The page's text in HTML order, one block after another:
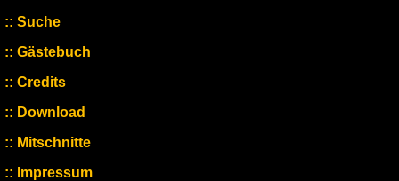
Suche
Gästebuch
Credits
Download
Mitschnitte
Impressum